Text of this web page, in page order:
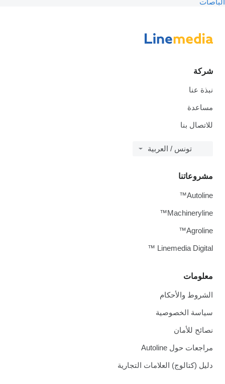
شركة
نبذة عنا
مساعدة
للاتصال بنا
تونس / العربية
معلومات
الشروط والأحكام
سياسة الخصوصية
نصائح للأمان
مراجعات حول Autoline
دليل (كتالوج) العلامات التجارية
مشروعاتنا
Autoline™
Machineryline™
Agroline™
Linemedia Digital ™